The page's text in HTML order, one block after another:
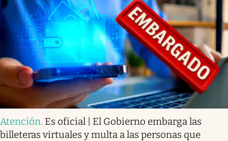
Atención. Es oficial | El Gobierno embarga las
billeteras virtuales y multa a las personas que